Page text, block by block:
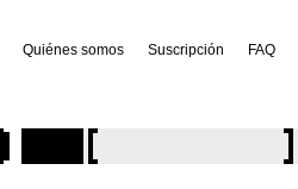
Quiénes somos Suscripción FAQ